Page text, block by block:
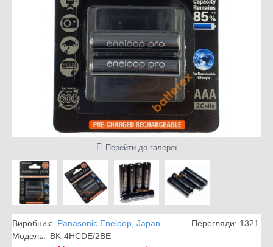
Перейти до галереї
Перегляди: 1321
Виробник: Panasonic Eneloop, Japan
Модель: BK-4HCDE/2BE